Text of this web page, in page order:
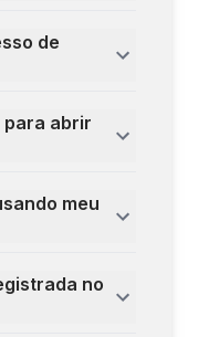
de
para abrir
meu
no